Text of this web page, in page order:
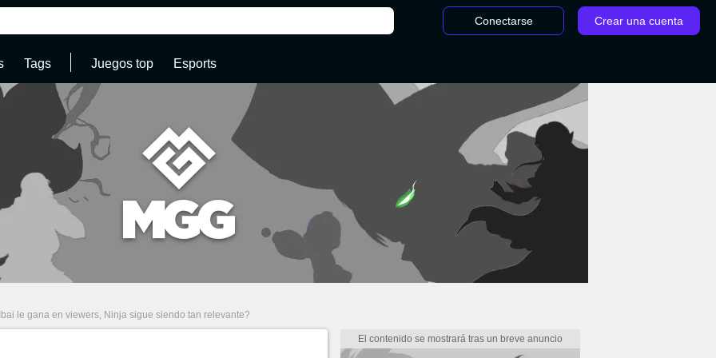
Conectarse Crear una cuenta
Tags Juegos top Esports
le gana en viewers, Ninja sigue siendo tan relevante?